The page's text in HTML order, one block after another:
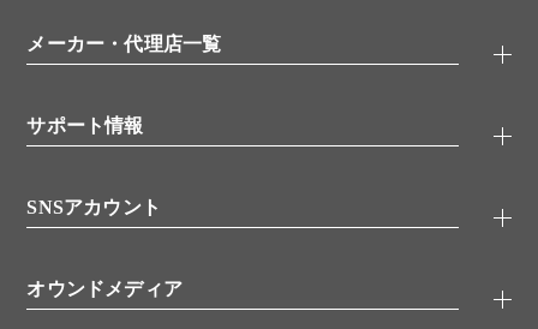
ウェビナー （オンラインセミナー）
学会・展示スケジュール
抗体
シグナル伝達
糖類／レクチン
分子生物
バイオメディカル(環境・食品)
メーカー・代理店一覧
代理店
サポート情報
アプリケーションノート
書類ダウンロード
SNSアカウント
YouTube
オウンドメディア